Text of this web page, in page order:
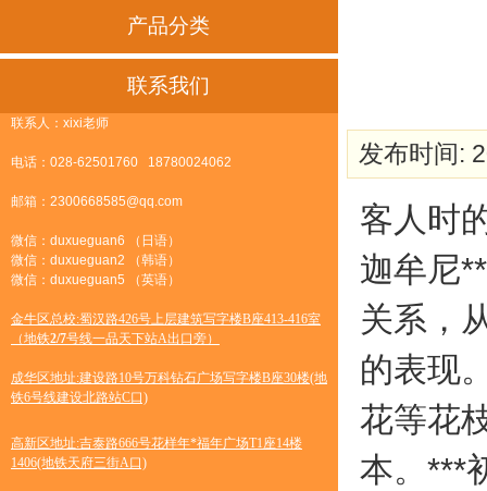
产品分类
联系我们
联系人：xixi老师
电话：028-62501760 18780024062
邮箱：2300668585@qq.com
微信：duxueguan6 （日语）
微信：duxueguan2 （韩语）
微信：duxueguan5 （英语）
金牛区总校:蜀汉路426号上层建筑写字楼B座413-416室
（地铁2/7号线一品天下站A出口旁）
成华区地址:建设路10号万科钻石广场写字楼B座30楼(地
铁6号线建设北路站C口)
高新区地址:吉泰路666号花样年*福年广场T1座14楼
1406(地铁天府三街A口)
发布时间:
客人时
迦牟尼
关系，
的表现
花等花
本。***